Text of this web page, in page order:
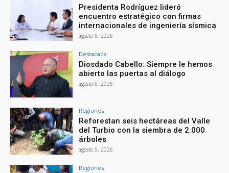
Presidenta Rodríguez lideró
encuentro estratégico con firmas
internacionales de ingeniería sísmica
agosto 5, 2026
Destacada
Diosdado Cabello: Siempre le hemos
abierto las puertas al diálogo
agosto 5, 2026
Regiones
Reforestan seis hectáreas del Valle
del Turbio con la siembra de 2.000
árboles
agosto 5, 2026
Regiones